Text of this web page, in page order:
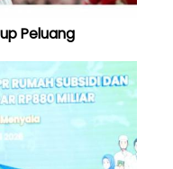
Peluang